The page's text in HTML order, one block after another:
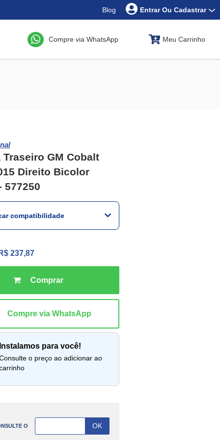
Blog Entrar Ou Cadastrar
Compre via WhatsApp Meu Carrinho
Traseiro GM Cobalt
Direito Bicolor
577250
compatibilidade
R$ 237,87
instalamos para você!
ao adicionar ao
O